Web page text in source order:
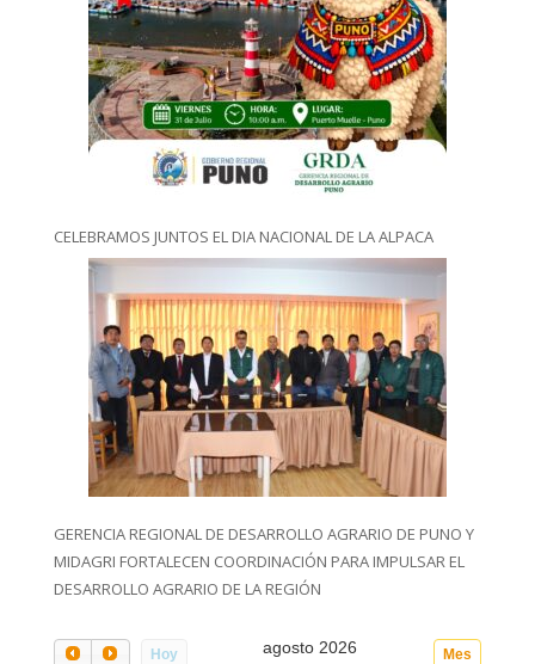
CELEBRAMOS JUNTOS EL DIA NACIONAL DE LA ALPACA
GERENCIA REGIONAL DE DESARROLLO AGRARIO DE PUNO Y
MIDAGRI FORTALECEN COORDINACIÓN PARA IMPULSAR EL
DESARROLLO AGRARIO DE LA REGIÓN
Hoy Mes
agosto 2026